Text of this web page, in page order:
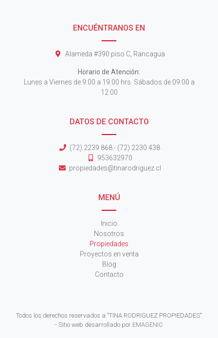
ENCUÉNTRANOS EN
Alameda #390 piso C, Rancagua
Horario de Atención:
Lunes a Viernes de 9:00 a 19:00 hrs. Sábados de 09:00 a
12:00
DATOS DE CONTACTO
(72) 2239 868 - (72) 2230 438
953632970
propiedades@tinarodriguez.cl
MENÚ
Inicio
Nosotros
Propiedades
Proyectos en venta
Blog
Contacto
Todos los derechos reservados a "TINA RODRIGUEZ PROPIEDADES"
- Sitio web desarrollado por EMAGENIC